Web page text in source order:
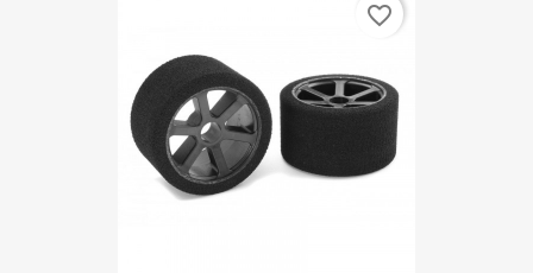
favorite_border